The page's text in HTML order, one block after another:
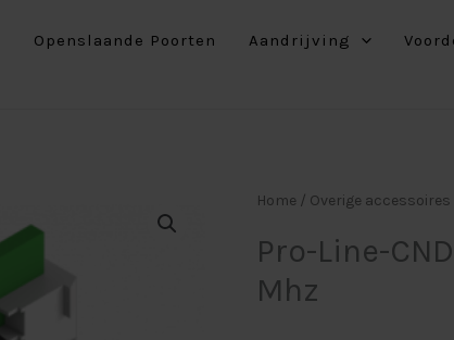
Openslaande Poorten Aandrijving
Home / Overige accessoires
Pro-Line-
Mhz
Pro-
CND1
Insteek